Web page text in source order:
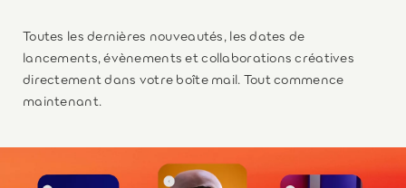
Toutes les dernières nouveautés, les dates de
lancements, évènements et collaborations créatives
directement dans votre boîte mail. Tout commence
maintenant.